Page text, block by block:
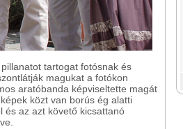
tartogat fotósnak és
magukat a fotókon
aratóbanda képviseltette magát
közt van borús ég alatti
és az azt követő kicsattanó